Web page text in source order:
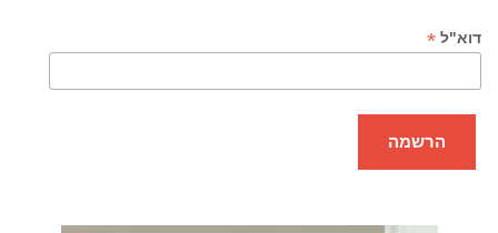
דוא"ל *